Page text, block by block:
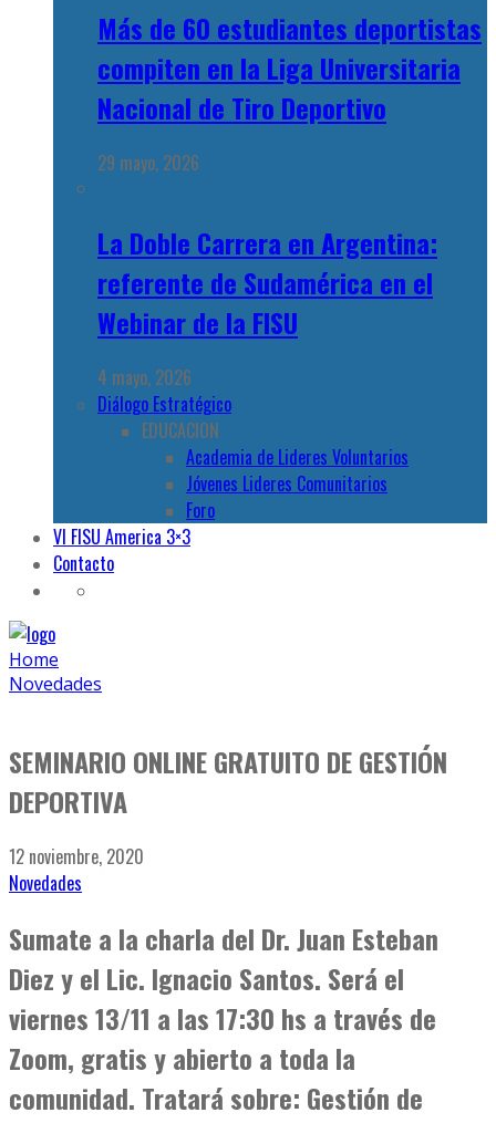
Más de 60 estudiantes deportistas
compiten en la Liga Universitaria
Nacional de Tiro Deportivo
29 mayo, 2026
La Doble Carrera en Argentina:
referente de Sudamérica en el
Webinar de la FISU
4 mayo, 2026
Diálogo Estratégico
EDUCACION
Academia de Lideres Voluntarios
Jóvenes Lideres Comunitarios
Foro
VI FISU America 3×3
Contacto
Home
Novedades
SEMINARIO ONLINE GRATUITO DE GESTIÓN
DEPORTIVA
12 noviembre, 2020
Novedades
Sumate a la charla del Dr. Juan Esteban
Diez y el Lic. Ignacio Santos. Será el
viernes 13/11 a las 17:30 hs a través de
Zoom, gratis y abierto a toda la
comunidad. Tratará sobre: Gestión de